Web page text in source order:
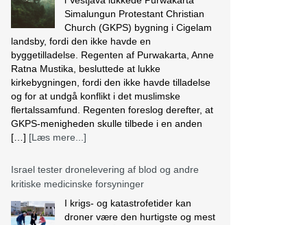
flertalssamfund. Regenten foreslog derefter, at
GKPS-menigheden skulle tilbede i en anden
Israel tester dronelevering af blod og andre
kritiske medicinske forsyninger
I krigs- og katastrofetider kan
droner være den hurtigste og mest
effektive måde at transportere
blodprodukter og medicin til
marts lettede en autonom drone med 3,8 kg
blod fra Rambam Medical Center i Haifa og
Medical Center i Nahariya, […]